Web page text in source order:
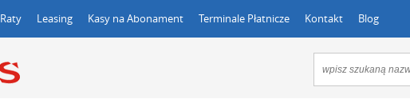
Raty Leasing Kasy na Abonament Terminale Płatnicze Kontakt Blog